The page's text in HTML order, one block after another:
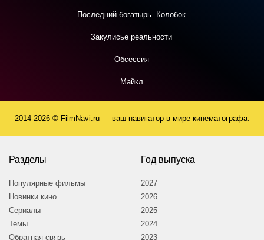
Последний богатырь. Колобок
Закулисье реальности
Обсессия
Майкл
2014-2026 © FilmNavi.ru — ваш навигатор в мире кинематографа.
Разделы
Популярные фильмы
Новинки кино
Сериалы
Темы
Обратная связь
Год выпуска
2027
2026
2025
2024
2023